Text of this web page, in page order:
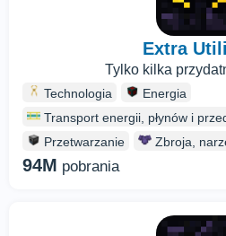
Extra
Tylko kilka
Technologia
Energia
Transport energii, płynów i
Przetwarzanie
Zbroja,
94M pobrania